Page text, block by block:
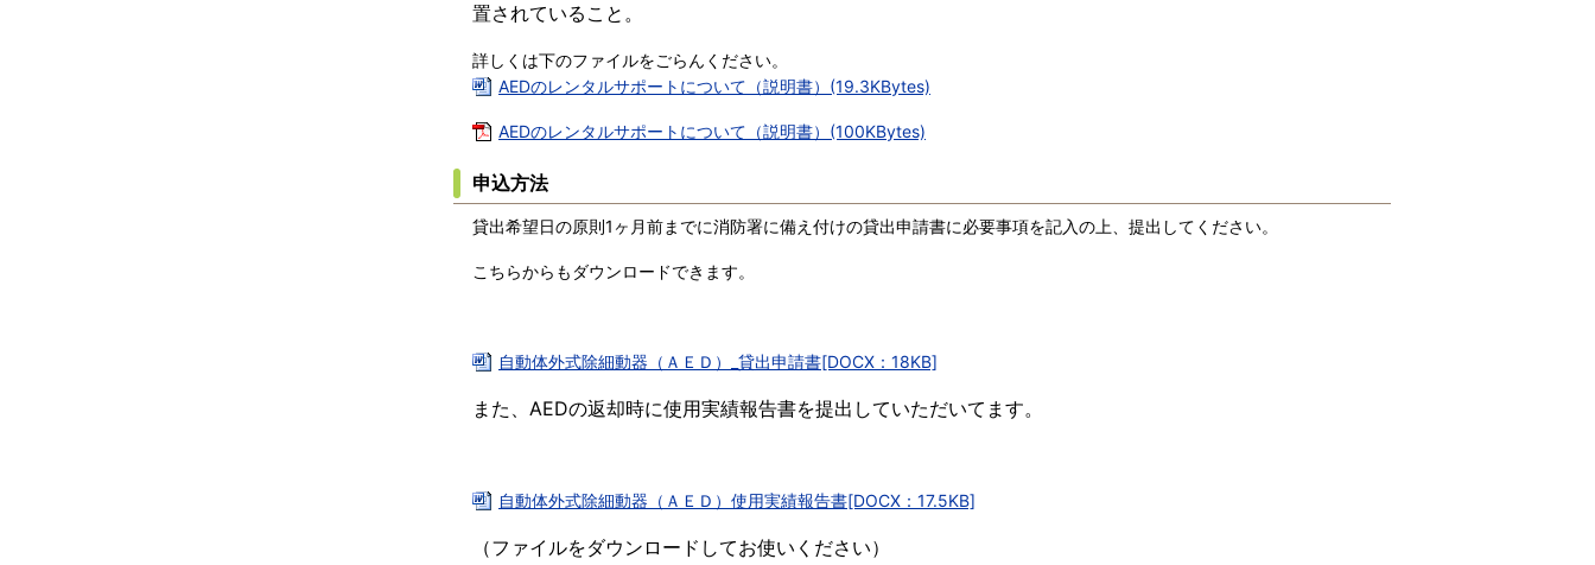
置されていること。
詳しくは下のファイルをごらんください。
AEDのレンタルサポートについて（説明書）(19.3KBytes)
AEDのレンタルサポートについて（説明書）(100KBytes)
申込方法
貸出希望日の原則1ヶ月前までに消防署に備え付けの貸出申請書に必要事項を記入の上、提出してください。
こちらからもダウンロードできます。
自動体外式除細動器（ＡＥＤ）_貸出申請書[DOCX：18KB]
また、AEDの返却時に使用実績報告書を提出していただいてます。
自動体外式除細動器（ＡＥＤ）使用実績報告書[DOCX：17.5KB]
（ファイルをダウンロードしてお使いください）